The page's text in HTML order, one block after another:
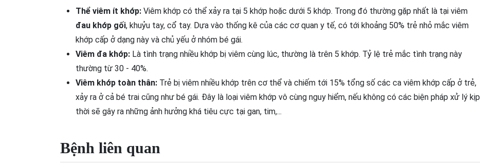
Thể viêm ít khớp: Viêm khớp có thể xảy ra tại 5 khớp hoặc dưới 5 khớp. Trong đó thường gặp nhất là tại viêm
đau khớp gối, khuỷu tay, cổ tay. Dựa vào thống kê của các cơ quan y tế, có tới khoảng 50% trẻ nhỏ mắc viêm
khớp cấp ở dạng này và chủ yếu ở nhóm bé gái.
Viêm đa khớp: Là tình trạng nhiều khớp bị viêm cùng lúc, thường là trên 5 khớp. Tỷ lệ trẻ mắc tình trạng này
thường từ 30 - 40%.
Viêm khớp toàn thân: Trẻ bị viêm nhiều khớp trên cơ thể và chiếm tới 15% tổng số các ca viêm khớp cấp ở trẻ,
xảy ra ở cả bé trai cũng như bé gái. Đây là loại viêm khớp vô cùng nguy hiểm, nếu không có các biện pháp xử lý kịp
thời sẽ gây ra những ảnh hưởng khá tiêu cực tại gan, tim,...
Bệnh liên quan